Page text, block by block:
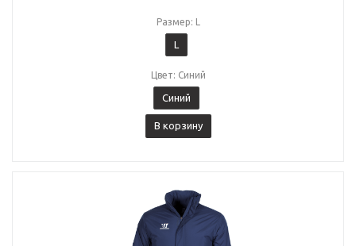
Размер: L
L
Цвет: Синий
Синий
В корзину